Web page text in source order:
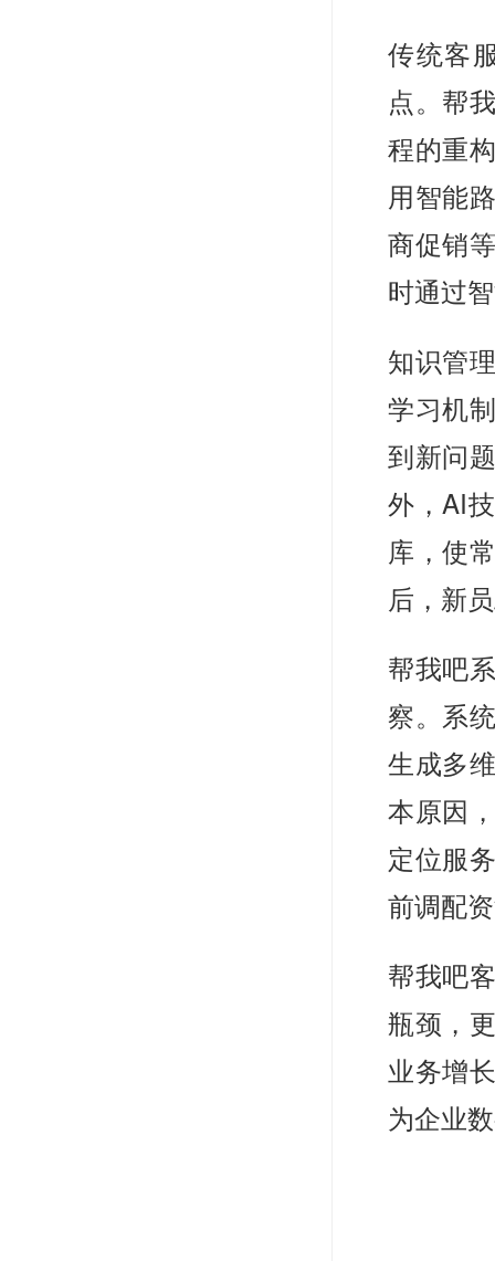
传统客
点。帮
程的重
用智能
商促销
时通过
知识管
学习机
到新问
外，AI
库，使
后，新
帮我吧
察。系
生成多
本原因
定位服
前调配
帮我吧
瓶颈，
业务增
为企业